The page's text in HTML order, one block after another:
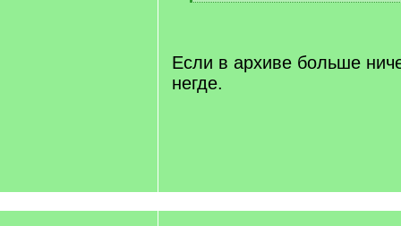
[
Если в архиве больше
негде.